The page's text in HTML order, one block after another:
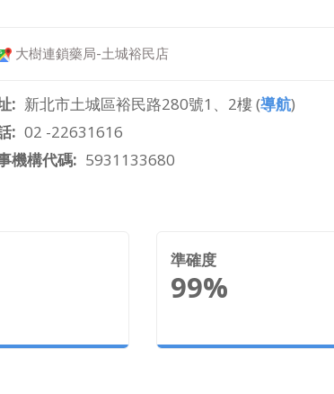
整形外科
大樹連鎖藥局-土城裕民店
新北市土城區裕民路280號1、2樓 (導航)
02 -22631616
機構代碼
5931133680
準確度
99%